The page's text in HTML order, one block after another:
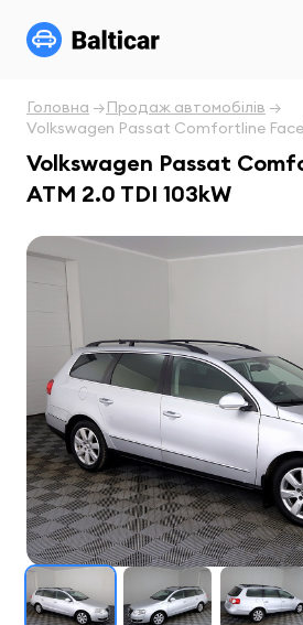
Головна
Продаж автомобілів
Volkswagen Passat Comfortline
Volkswagen Passat
ATM 2.0 TDI 103kW